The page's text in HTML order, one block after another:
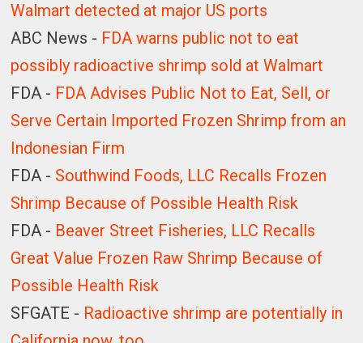
Walmart detected at major US ports
ABC News - FDA warns public not to eat
possibly radioactive shrimp sold at Walmart
FDA - FDA Advises Public Not to Eat, Sell, or
Serve Certain Imported Frozen Shrimp from an
Indonesian Firm
FDA - Southwind Foods, LLC Recalls Frozen
Shrimp Because of Possible Health Risk
FDA - Beaver Street Fisheries, LLC Recalls
Great Value Frozen Raw Shrimp Because of
Possible Health Risk
SFGATE - Radioactive shrimp are potentially in